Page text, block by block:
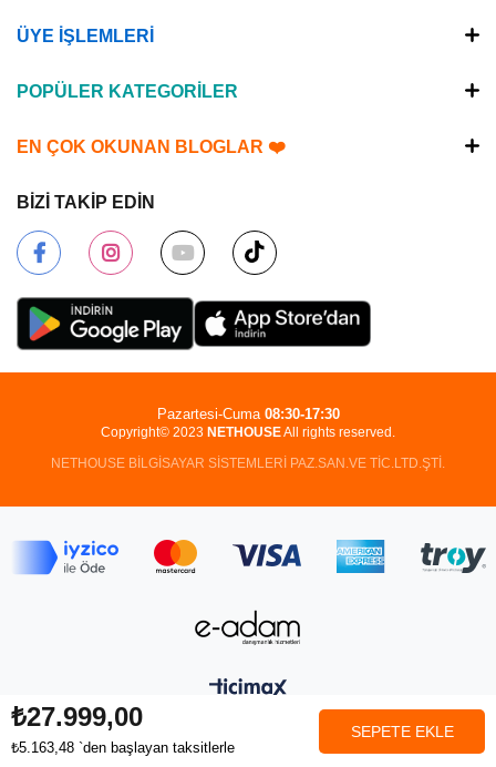
₺27.999,00
₺5.163,48 `den başlayan taksitlerle
ÜYE İŞLEMLERİ
POPÜLER KATEGORİLER
EN ÇOK OKUNAN BLOGLAR ❤️
BİZİ TAKİP EDİN
Copyright© 2023 NETHOUSEAll rights reserved.
NETHOUSE BİLGİSAYAR SİSTEMLERİ PAZ.SAN.VE TİC.LTD.ŞTİ.
Pazartesi-Cuma 08:30-17:30
Anasayfa Favorilerim Sepetim